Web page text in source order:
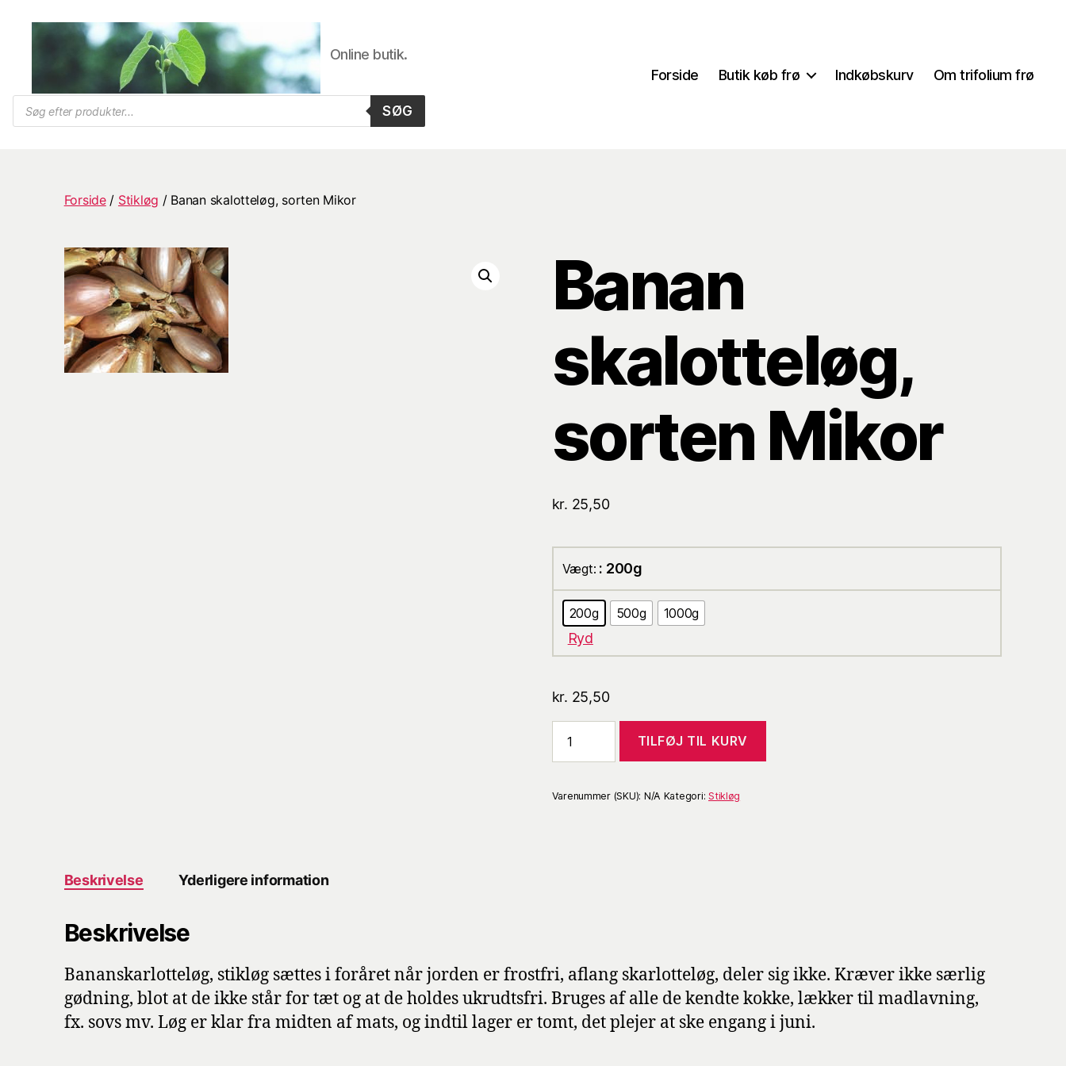
Trifolium
Frø,
Online butik.
search
SØG
Forside Butik køb frø Indkøbskurv Om trifolium frø
Forside/ Stikløg / Banan skalotteløg, sorten Mikor
Banan
skalotteløg,
sorten Mikor
kr. 25,50
Vægt: : 200g
200g 500g 1000g
Ryd
kr. 25,50
TILFØJ TIL KURV
Varenummer (SKU): N/A Kategori:Stikløg
Beskrivelse Yderligere information
Beskrivelse
Bananskarlotteløg, stikløg sættes i foråret når jorden er frostfri, aflang skarlotteløg, deler sig ikke. Kræver ikke særlig
gødning, blot at de ikke står for tæt og at de holdes ukrudtsfri. Bruges af alle de kendte kokke, lækker til madlavning,
fx. sovs mv. Løg er klar fra midten af mats, og indtil lager er tomt, det plejer at ske engang i juni.